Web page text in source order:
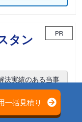
タン
PR
決実績のある当事